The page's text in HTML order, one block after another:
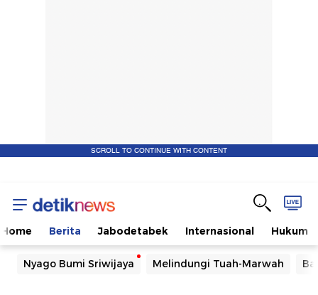
SCROLL TO CONTINUE WITH CONTENT
Home Berita Jabodetabek Internasional Hukum
Nyago Bumi Sriwijaya Melindungi Tuah-Marwah